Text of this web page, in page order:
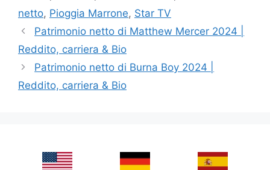
netto, Pioggia Marrone, Star TV
Patrimonio netto di Matthew Mercer 2024 |
Reddito, carriera & Bio
Patrimonio netto di Burna Boy 2024 |
Reddito, carriera & Bio